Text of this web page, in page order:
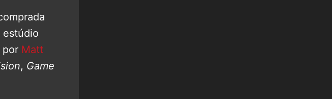
estúdio
por Matt
, Game